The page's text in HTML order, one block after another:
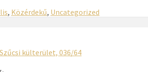
, Közérdekű, Uncategorized
külterület, 036/64